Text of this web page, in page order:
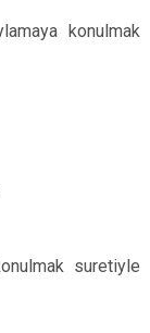
konulmak
suretiyle